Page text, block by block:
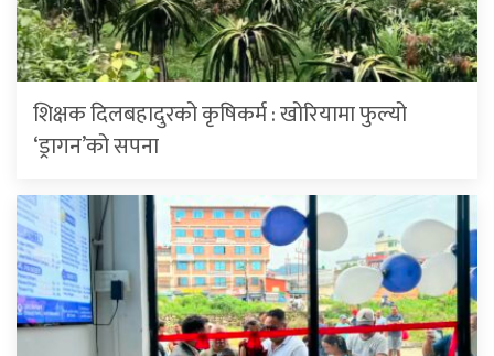
शिक्षक दिलबहादुरको कृषिकर्म : खोरियामा फुल्यो
‘ड्रागन’को सपना